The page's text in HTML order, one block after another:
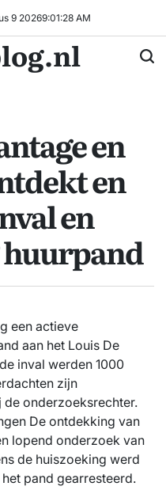
9 20269:01:29 AM
en
en
en
een actieve
aan het Louis De
inval werden 1000
zijn
onderzoeksrechter.
De ontdekking van
lopend onderzoek van
de huiszoeking werd
pand gearresteerd.